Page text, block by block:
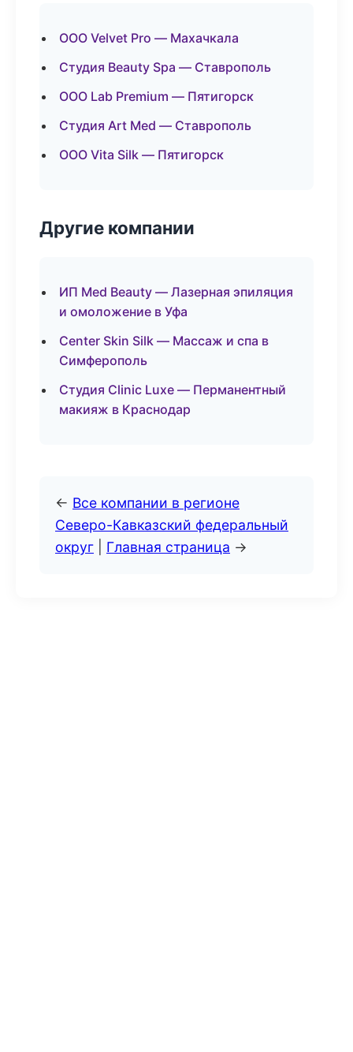
ООО Velvet Pro — Махачкала
Студия Beauty Spa — Ставрополь
ООО Lab Premium — Пятигорск
Студия Art Med — Ставрополь
ООО Vita Silk — Пятигорск
Другие компании
ИП Med Beauty — Лазерная эпиляция
и омоложение в Уфа
Center Skin Silk — Массаж и спа в
Симферополь
Студия Clinic Luxe — Перманентный
макияж в Краснодар
← Все компании в регионе
Северо-Кавказский федеральный
округ
Главная страница →